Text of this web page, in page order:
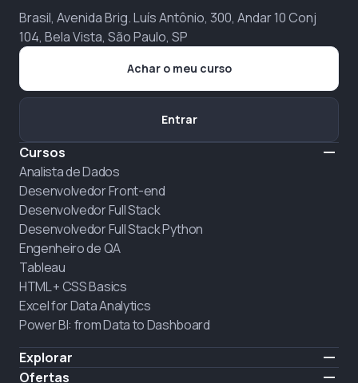
Brasil, Avenida Brig. Luís Antônio, 300, Andar 10 Conj
104, Bela Vista, São Paulo, SP
Cursos
Analista de Dados
Desenvolvedor Front-end
Desenvolvedor Full Stack
Desenvolvedor Full Stack Python
Engenheiro de QA
Tableau
HTML + CSS Basics
Excel for Data Analytics
Power BI: from Data to Dashboard
Explorar
Preço
Ofertas
Achar o meu curso
Entrar